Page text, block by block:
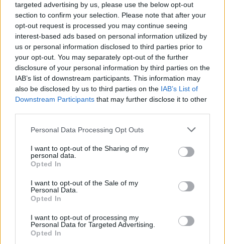
targeted advertising by us, please use the below opt-out
section to confirm your selection. Please note that after your
opt-out request is processed you may continue seeing
interest-based ads based on personal information utilized by
us or personal information disclosed to third parties prior to
your opt-out. You may separately opt-out of the further
disclosure of your personal information by third parties on the
IAB’s list of downstream participants. This information may
also be disclosed by us to third parties on the IAB’s List of
Downstream Participants that may further disclose it to other
Personal Data Processing Opt Outs
I want to opt-out of the Sharing of my
personal data.
Opted In
I want to opt-out of the Sale of my
Personal Data.
Opted In
I want to opt-out of processing my
Personal Data for Targeted Advertising.
Opted In
2020 Nizza 0-0
Saint-
Etienne
2019
Saint-
Etienne
4-1 Nizza
2019
Saint-
Etienne
3-0 Nizza
2018 Nizza 1-1
Saint-
Etienne
Prossime partite Nizza
Nizza 22/08 Lorient